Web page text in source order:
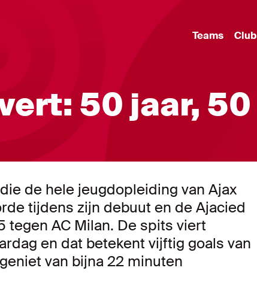
Teams Club
50 jaar, 50
de hele jeugdopleiding van Ajax
tijdens zijn debuut en de Ajacied
tegen AC Milan. De spits viert
en dat betekent vijftig goals van
van bijna 22 minuten